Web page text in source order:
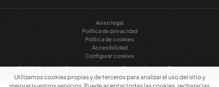
Aviso legal
Política de privacidad
Política de cookies
Accesibilidad
Configurar cookies
© 2026 Fundación Tarazona Monumental ·Desarrollado por Piensaenweb
Utilizamos cookies propias y de terceros para analizar el uso del sitio y